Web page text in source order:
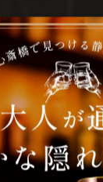
カテゴリー
全てのカテゴリー
ウイスキー
デート
レコード